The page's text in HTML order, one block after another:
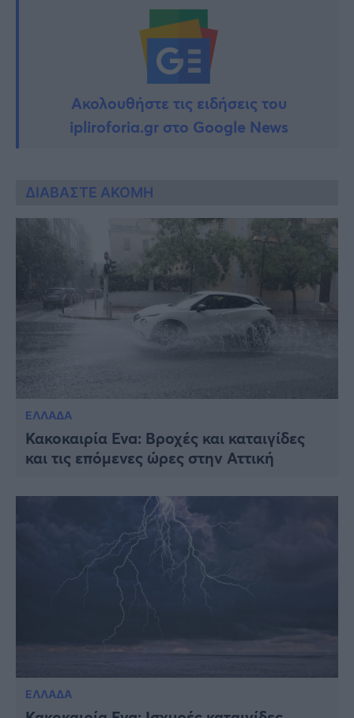
Ακολουθήστε τις ειδήσεις του
ipliroforia.gr στο Google News
ΔΙΑΒΑΣΤΕ ΑΚΟΜΗ
ΕΛΛΑΔΑ
Κακοκαιρία Eva: Βροχές και καταιγίδες
και τις επόμενες ώρες στην Αττική
ΕΛΛΑΔΑ